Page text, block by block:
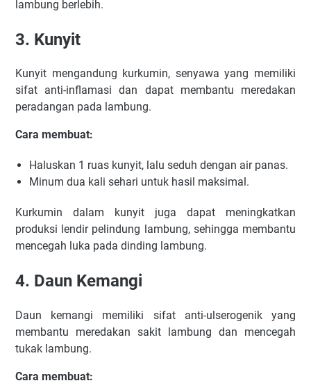
lambung berlebih.
3. Kunyit
Kunyit mengandung kurkumin, senyawa yang memiliki
sifat anti-inflamasi dan dapat membantu meredakan
peradangan pada lambung.
Cara membuat:
Haluskan 1 ruas kunyit, lalu seduh dengan air panas.
Minum dua kali sehari untuk hasil maksimal.
Kurkumin dalam kunyit juga dapat meningkatkan
produksi lendir pelindung lambung, sehingga membantu
mencegah luka pada dinding lambung.
4. Daun Kemangi
Daun kemangi memiliki sifat anti-ulserogenik yang
membantu meredakan sakit lambung dan mencegah
tukak lambung.
Cara membuat: